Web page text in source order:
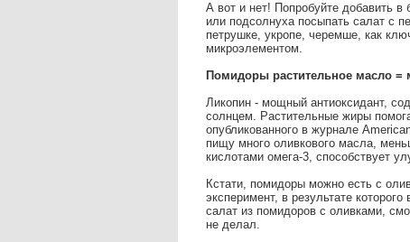
А вот и нет! Попробуйте добавить
или подсолнуха посыпать салат с
петрушке, укропе, черемше, как
микроэлементом.
Помидоры растительное масло =
Ликопин - мощный антиоксидант,
солнцем. Растительные жиры
опубликованного в журнале
пищу много оливкового масла,
кислотами омега-3, способствует
Кстати, помидоры можно есть с
эксперимент, в результате
салат из помидоров с оливками,
не делал.